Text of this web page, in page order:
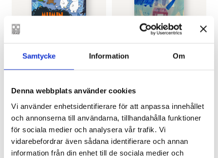
Samtycke Information Om
Denna webbplats använder cookies
Vi använder enhetsidentifierare för att anpassa innehållet
och annonserna till användarna, tillhandahålla funktioner
för sociala medier och analysera vår trafik. Vi
vidarebefordrar även sådana identifierare och annan
information från din enhet till de sociala medier och
ELENA SELENA
JANSSON
Mumin på kometjakt
MARIKA MAIJALA
Spökponnyn
SLUT I LAGER